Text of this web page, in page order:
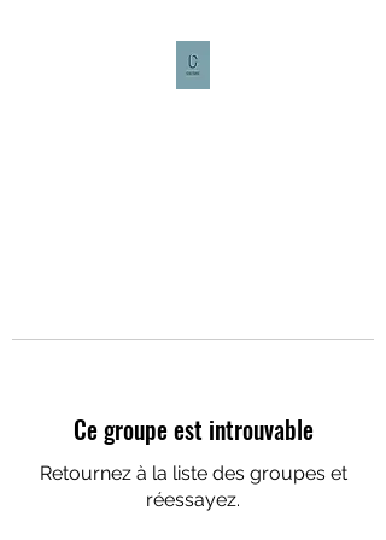
Ce groupe est introuvable
Retournez à la liste des groupes et
réessayez.